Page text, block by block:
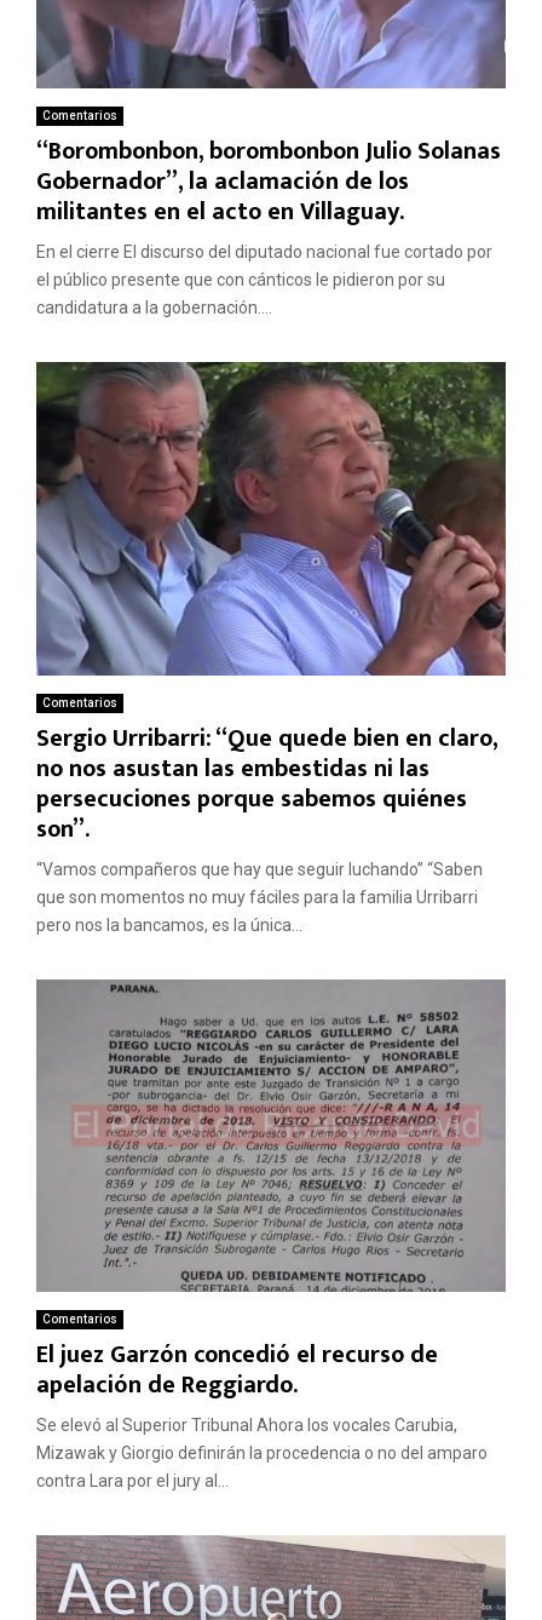
Comentarios
“Borombonbon, borombonbon Julio Solanas
Gobernador”, la aclamación de los
militantes en el acto en Villaguay.
En el cierre El discurso del diputado nacional fue cortado por
el público presente que con cánticos le pidieron por su
candidatura a la gobernación....
Comentarios
Sergio Urribarri: “Que quede bien en claro,
no nos asustan las embestidas ni las
persecuciones porque sabemos quiénes
son”.
“Vamos compañeros que hay que seguir luchando” “Saben
que son momentos no muy fáciles para la familia Urribarri
pero nos la bancamos, es la única...
Comentarios
El juez Garzón concedió el recurso de
apelación de Reggiardo.
Se elevó al Superior Tribunal Ahora los vocales Carubia,
Mizawak y Giorgio definirán la procedencia o no del amparo
contra Lara por el jury al...